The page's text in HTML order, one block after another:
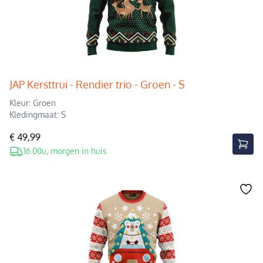
JAP Kersttrui - Rendier trio - Groen - S
Kleur: Groen
Kledingmaat: S
€ 49,99
16.00u, morgen in huis